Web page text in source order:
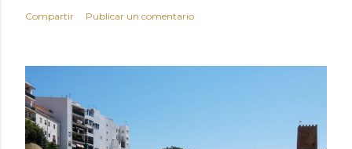
Compartir Publicar un comentario